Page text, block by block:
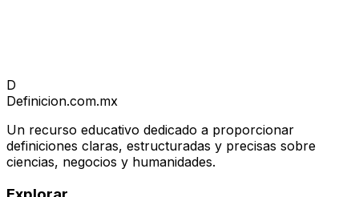
D
Definicion.com.mx
Un recurso educativo dedicado a proporcionar
definiciones claras, estructuradas y precisas sobre
ciencias, negocios y humanidades.